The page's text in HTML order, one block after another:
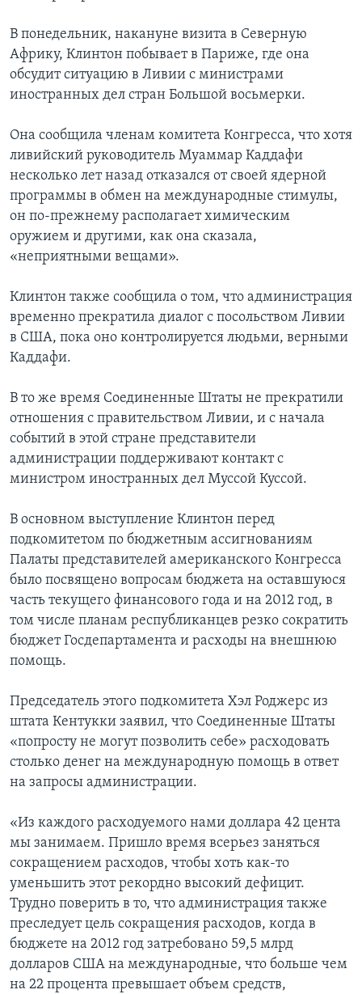
В понедельник, накануне визита в Северную
Африку, Клинтон побывает в Париже, где она
обсудит ситуацию в Ливии с министрами
иностранных дел стран Большой восьмерки.
Она сообщила членам комитета Конгресса, что хотя
ливийский руководитель Муаммар Каддафи
несколько лет назад отказался от своей ядерной
программы в обмен на международные стимулы,
он по-прежнему располагает химическим
оружием и другими, как она сказала,
«неприятными вещами».
Клинтон также сообщила о том, что администрация
временно прекратила диалог с посольством Ливии
в США, пока оно контролируется людьми, верными
Каддафи.
В то же время Соединенные Штаты не прекратили
отношения с правительством Ливии, и с начала
событий в этой стране представители
администрации поддерживают контакт с
министром иностранных дел Муссой Куссой.
В основном выступление Клинтон перед
подкомитетом по бюджетным ассигнованиям
Палаты представителей американского Конгресса
было посвящено вопросам бюджета на оставшуюся
часть текущего финансового года и на 2012 год, в
том числе планам республиканцев резко сократить
бюджет Госдепартамента и расходы на внешнюю
помощь.
Председатель этого подкомитета Хэл Роджерс из
штата Кентукки заявил, что Соединенные Штаты
«попросту не могут позволить себе» расходовать
столько денег на международную помощь в ответ
на запросы администрации.
«Из каждого расходуемого нами доллара 42 цента
мы занимаем. Пришло время всерьез заняться
сокращением расходов, чтобы хоть как-то
уменьшить этот рекордно высокий дефицит.
Трудно поверить в то, что администрация также
преследует цель сокращения расходов, когда в
бюджете на 2012 год затребовано 59,5 млрд
долларов США на международные, что больше чем
на 22 процента превышает объем средств,